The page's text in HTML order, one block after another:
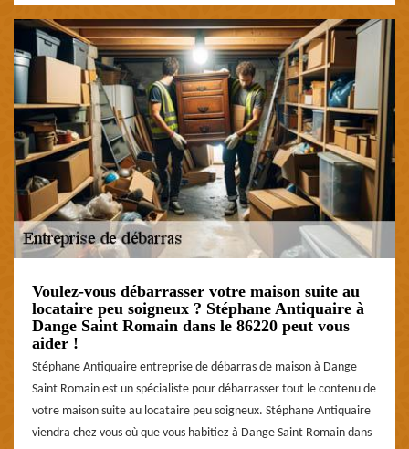
Voulez-vous débarrasser votre maison suite au
locataire peu soigneux ? Stéphane Antiquaire à
Dange Saint Romain dans le 86220 peut vous
aider !
Stéphane Antiquaire entreprise de débarras de maison à Dange
Saint Romain est un spécialiste pour débarrasser tout le contenu de
votre maison suite au locataire peu soigneux. Stéphane Antiquaire
viendra chez vous où que vous habitiez à Dange Saint Romain dans